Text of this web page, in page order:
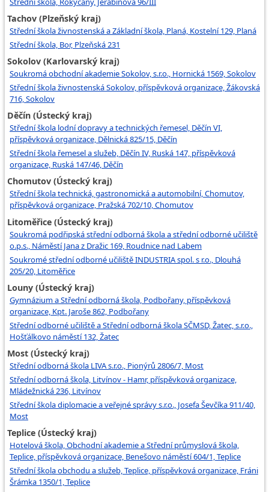
Tachov (Plzeňský kraj)
Střední škola živnostenská a Základní škola, Planá, Kostelní 129, Planá
Střední škola, Bor, Plzeňská 231
Sokolov (Karlovarský kraj)
Soukromá obchodní akademie Sokolov, s.r.o., Hornická 1569, Sokolov
Střední škola živnostenská Sokolov, příspěvková organizace, Žákovská
716, Sokolov
Děčín (Ústecký kraj)
Střední škola lodní dopravy a technických řemesel, Děčín VI,
příspěvková organizace, Dělnická 825/15, Děčín
Střední škola řemesel a služeb, Děčín IV, Ruská 147, příspěvková
organizace, Ruská 147/46, Děčín
Chomutov (Ústecký kraj)
Střední škola technická, gastronomická a automobilní, Chomutov,
příspěvková organizace, Pražská 702/10, Chomutov
Litoměřice (Ústecký kraj)
Soukromá podřipská střední odborná škola a střední odborné učiliště
o.p.s., Náměstí Jana z Dražic 169, Roudnice nad Labem
Soukromé střední odborné učiliště INDUSTRIA spol. s r.o., Dlouhá
205/20, Litoměřice
Louny (Ústecký kraj)
Gymnázium a Střední odborná škola, Podbořany, příspěvková
organizace, Kpt. Jaroše 862, Podbořany
Střední odborné učiliště a Střední odborná škola SČMSD, Žatec, s.r.o.,
Hošťálkovo náměstí 132, Žatec
Most (Ústecký kraj)
Střední odborná škola LIVA s.r.o., Pionýrů 2806/7, Most
Střední odborná škola, Litvínov - Hamr, příspěvková organizace,
Mládežnická 236, Litvínov
Střední škola diplomacie a veřejné správy s.r.o., Josefa Ševčíka 911/40,
Most
Teplice (Ústecký kraj)
Hotelová škola, Obchodní akademie a Střední průmyslová škola,
Teplice, příspěvková organizace, Benešovo náměstí 604/1, Teplice
Střední škola obchodu a služeb, Teplice, příspěvková organizace, Fráni
Šrámka 1350/1, Teplice